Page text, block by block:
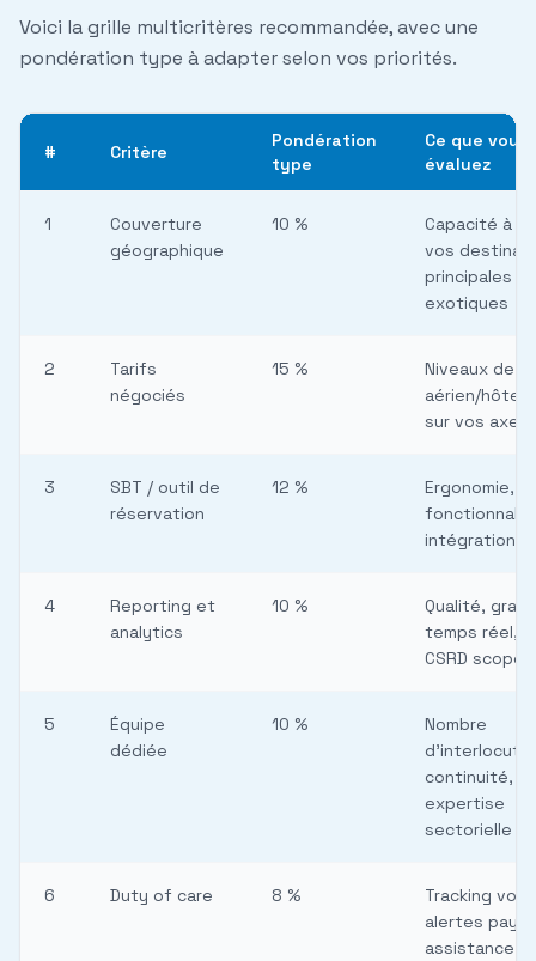
Voici la grille multicritères recommandée, avec une
pondération type à adapter selon vos priorités.
# Critère
Pondération
type
Ce que vous
évaluez
1
Couverture
géographique
10 %
Capacité à
vos
principales et
exotiques
2
Tarifs
négociés
15 %
Niveaux de
aérien/hôtel/
sur vos axes
3
SBT / outil de
réservation
12 %
Ergonomie,
intégration
4
Reporting et
analytics
10 %
Qualité,
temps réel,
CSRD scope
5
Équipe
dédiée
10 %
Nombre
continuité,
expertise
sectorielle
6 Duty of care 8 %
Tracking
alertes pays,
assistance